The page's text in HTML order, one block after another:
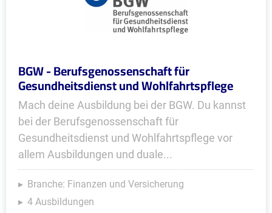
BGW - Berufsgenossenschaft für
Gesundheitsdienst und Wohlfahrtspflege
Mach deine Ausbildung bei der BGW. Du kannst
bei der Berufsgenossenschaft für
Gesundheitsdienst und Wohlfahrtspflege vor
allem Ausbildungen und duale...
Branche: Finanzen und Versicherung
4 Ausbildungen